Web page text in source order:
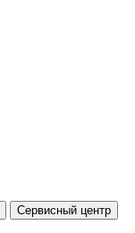
Сервисный центр